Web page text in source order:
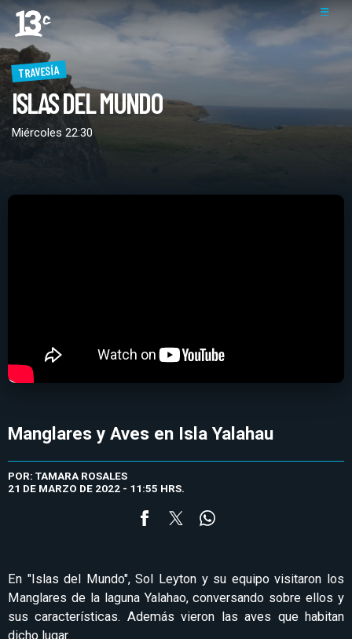
TRAVESÍA
ISLAS DEL MUNDO
Miércoles 22:30
Manglares y Aves en Isla Yalahau
POR: TAMARA ROSALES
21 DE MARZO DE 2022 - 11:55 HRS.
En "Islas del Mundo", Sol Leyton y su equipo visitaron los
Manglares de la laguna Yalahao, conversando sobre ellos y
sus características. Además vieron las aves que habitan
dicho lugar.